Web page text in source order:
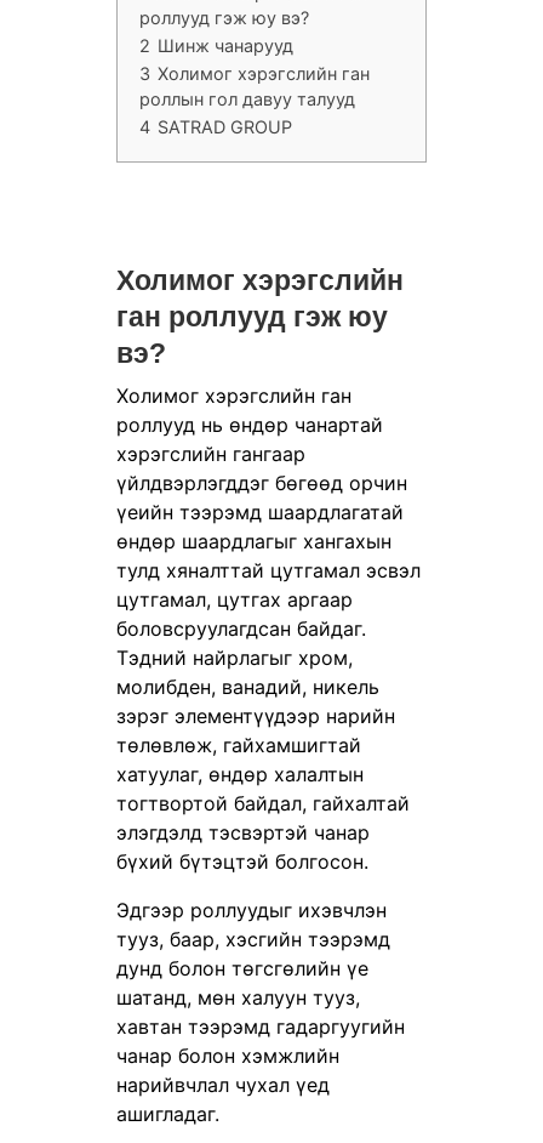
роллууд гэж юу вэ?
2 Шинж чанарууд
3 Холимог хэрэгслийн ган
роллын гол давуу талууд
4 SATRAD GROUP
Холимог хэрэгслийн
ган роллууд гэж юу
вэ?
Холимог хэрэгслийн ган
роллууд нь өндөр чанартай
хэрэгслийн гангаар
үйлдвэрлэгддэг бөгөөд орчин
үеийн тээрэмд шаардлагатай
өндөр шаардлагыг хангахын
тулд хяналттай цутгамал эсвэл
цутгамал, цутгах аргаар
боловсруулагдсан байдаг.
Тэдний найрлагыг хром,
молибден, ванадий, никель
зэрэг элементүүдээр нарийн
төлөвлөж, гайхамшигтай
хатуулаг, өндөр халалтын
тогтвортой байдал, гайхалтай
элэгдэлд тэсвэртэй чанар
бүхий бүтэцтэй болгосон.
Эдгээр роллуудыг ихэвчлэн
тууз, баар, хэсгийн тээрэмд
дунд болон төгсгөлийн үе
шатанд, мөн халуун тууз,
хавтан тээрэмд гадаргуугийн
чанар болон хэмжлийн
нарийвчлал чухал үед
ашигладаг.